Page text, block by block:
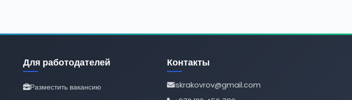
Для работодателей
Разместить вакансию
Контакты
iskrakovrov@gmail.com